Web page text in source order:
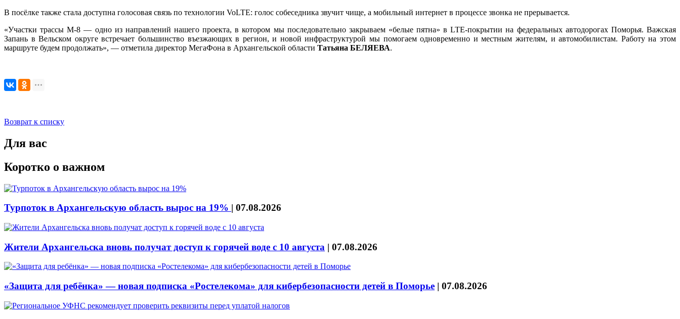
В посёлке также стала доступна голосовая связь по технологии VoLTE: голос собеседника звучит чище, а мобильный интернет в процессе звонка не прерывается.
«Участки трассы М-8 — одно из направлений нашего проекта, в котором мы последовательно закрываем «белые пятна» в LTE-покрытии на федеральных автодорогах Поморья. Важская
Запань в Вельском округе встречает большинство въезжающих в регион, и новой инфраструктурой мы помогаем одновременно и местным жителям, и автомобилистам. Работу на этом
маршруте будем продолжать», — отметила директор МегаФона в Архангельской области Татьяна БЕЛЯЕВА.
Возврат к списку
Для вас
Коротко о важном
Турпоток в Архангельскую область вырос на 19% | 07.08.2026
Жители Архангельска вновь получат доступ к горячей воде с 10 августа | 07.08.2026
«Защита для ребёнка» — новая подписка «Ростелекома» для кибербезопасности детей в Поморье | 07.08.2026